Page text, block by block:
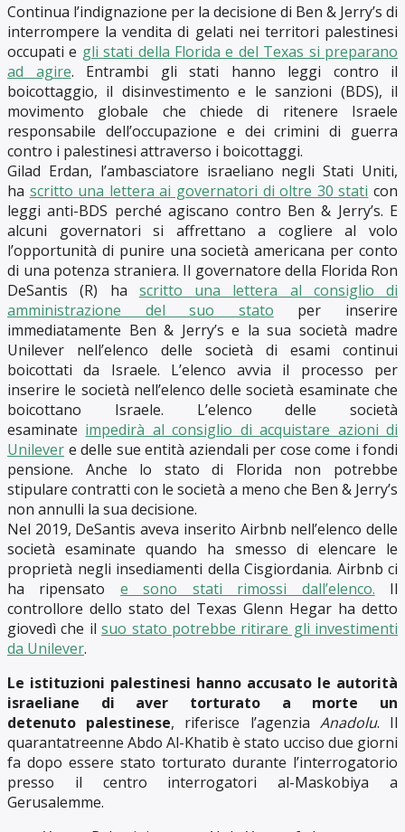
Continua l’indignazione per la decisione di Ben & Jerry’s di
interrompere la vendita di gelati nei territori palestinesi
occupati e gli stati della Florida e del Texas si preparano
ad agire. Entrambi gli stati hanno leggi contro il
boicottaggio, il disinvestimento e le sanzioni (BDS), il
movimento globale che chiede di ritenere Israele
responsabile dell’occupazione e dei crimini di guerra
contro i palestinesi attraverso i boicottaggi.
Gilad Erdan, l’ambasciatore israeliano negli Stati Uniti,
ha scritto una lettera ai governatori di oltre 30 stati con
leggi anti-BDS perché agiscano contro Ben & Jerry’s. E
alcuni governatori si affrettano a cogliere al volo
l’opportunità di punire una società americana per conto
di una potenza straniera. Il governatore della Florida Ron
DeSantis (R) ha scritto una lettera al consiglio di
amministrazione del suo stato per inserire
immediatamente Ben & Jerry’s e la sua società madre
Unilever nell’elenco delle società di esami continui
boicottati da Israele. L’elenco avvia il processo per
inserire le società nell’elenco delle società esaminate che
boicottano Israele. L’elenco delle società
esaminate impedirà al consiglio di acquistare azioni di
Unilever e delle sue entità aziendali per cose come i fondi
pensione. Anche lo stato di Florida non potrebbe
stipulare contratti con le società a meno che Ben & Jerry’s
non annulli la sua decisione.
Nel 2019, DeSantis aveva inserito Airbnb nell’elenco delle
società esaminate quando ha smesso di elencare le
proprietà negli insediamenti della Cisgiordania. Airbnb ci
ha ripensato e sono stati rimossi dall’elenco. Il
controllore dello stato del Texas Glenn Hegar ha detto
giovedì che ilsuo stato potrebbe ritirare gli investimenti
da Unilever.
Le istituzioni palestinesi hanno accusato le autorità
israeliane di aver torturato a morte un
detenuto palestinese, riferisce l’agenzia Anadolu. Il
quarantatreenne Abdo Al-Khatib è stato ucciso due giorni
fa dopo essere stato torturato durante l’interrogatorio
presso il centro interrogatori al-Maskobiya a
Gerusalemme.